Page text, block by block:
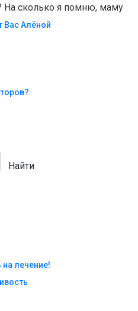
На сколько я помню, маму
Вас Алëной
Найти
лечение!